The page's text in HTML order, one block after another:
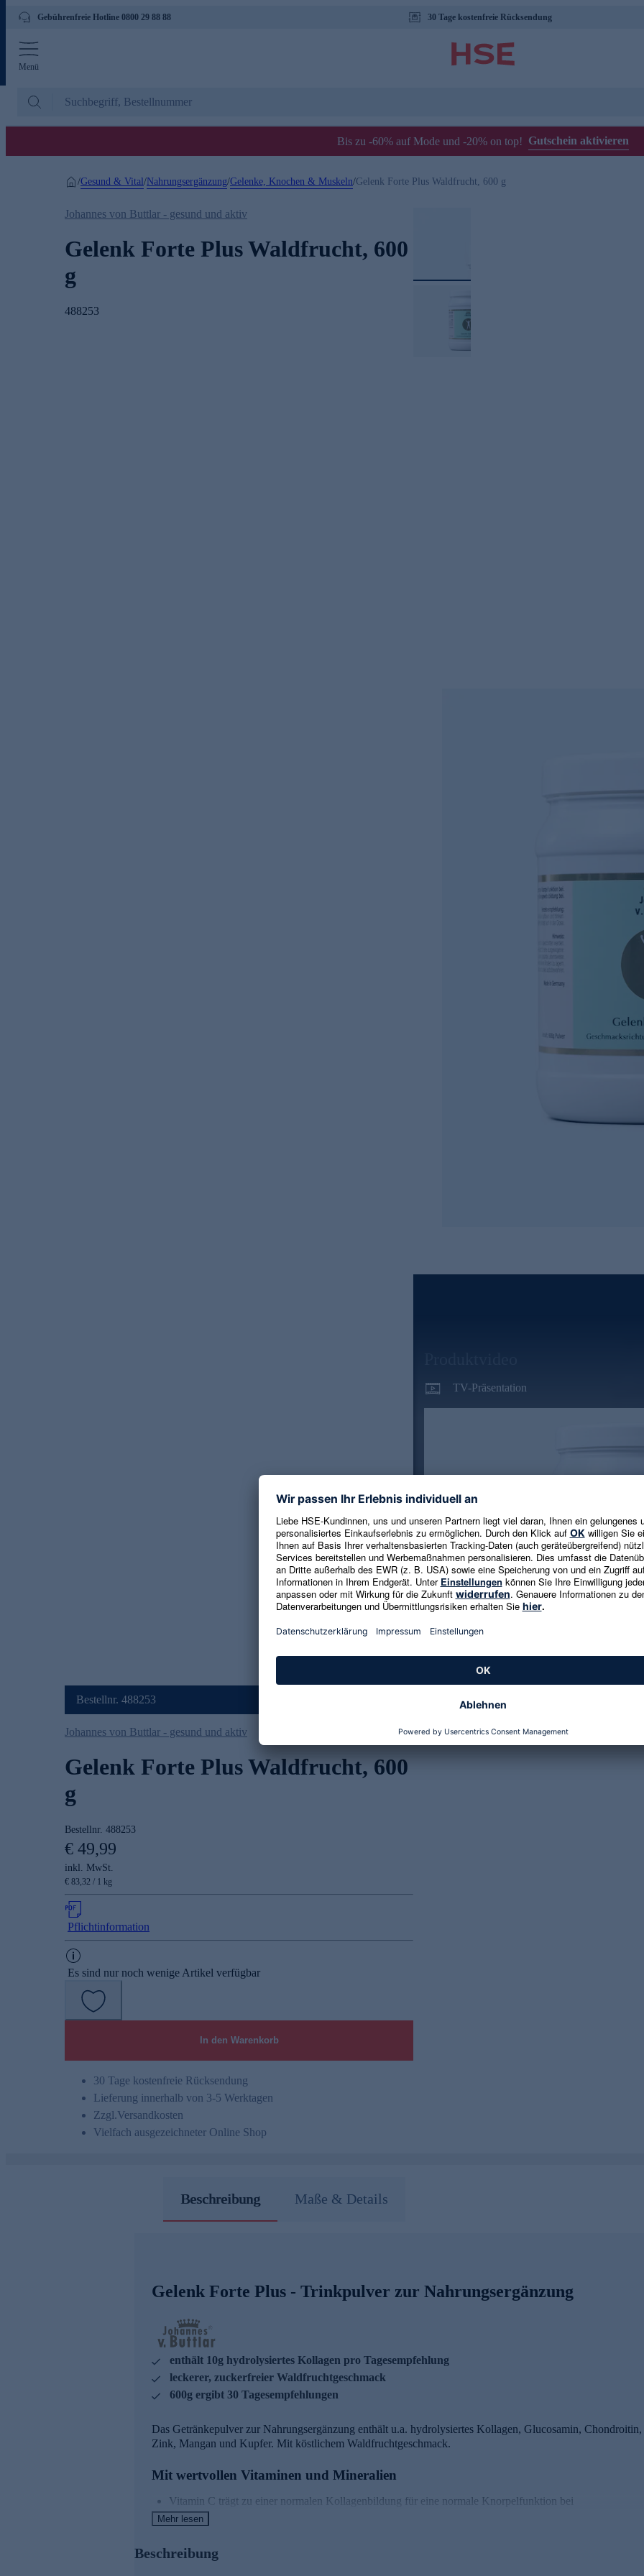
Gebührenfreie Hotline 0800 29 88 88 30 Tage kostenfreie Rücksendung
Menü
Bis zu -60% auf Mode und -20% on top! Gutschein aktivieren
/Gesund & Vital/Nahrungsergänzung/Gelenke, Knochen & Muskeln/Gelenk Forte Plus Waldfrucht, 600 g
Johannes von Buttlar - gesund und aktiv
Gelenk Forte Plus Waldfrucht, 600
g
488253
TV-Präsentation
Genannte Preise und Aktionen können abweichen
Bestellnr. 488253
Johannes von Buttlar - gesund und aktiv
Gelenk Forte Plus Waldfrucht, 600
g
Bestellnr. 488253
€ 49,99
inkl. MwSt.
€ 83,32 / 1 kg
Pflichtinformation
Es sind nur noch wenige Artikel verfügbar
In den Warenkorb
30 Tage kostenfreie Rücksendung
Lieferung innerhalb von 3-5 Werktagen
Zzgl.Versandkosten
Vielfach ausgezeichneter Online Shop
Beschreibung Maße & Details
Gelenk Forte Plus - Trinkpulver zur Nahrungsergänzung
enthält 10g hydrolysiertes Kollagen pro Tagesempfehlung
leckerer, zuckerfreier Waldfruchtgeschmack
600g ergibt 30 Tagesempfehlungen
Das Getränkepulver zur Nahrungsergänzung enthält u.a. hydrolysiertes Kollagen, Glucosamin,
Zink, Mangan und Kupfer. Mit köstlichem Waldfruchtgeschmack.
Mit wertvollen Vitaminen und Mineralien
Vitamin C trägt zu einer normalen Kollagenbildung für eine normale Knorpelfunktion bei
Vitamin C trägt dazu bei, die Zellen vor oxidativem Stress zu schützen
Kupfer trägt zur Erhaltung von normalem Bindegewebe bei
Vitamin A hat eine Funktion bei der Zellspezialisierung
Mehr lesen
Beschreibung